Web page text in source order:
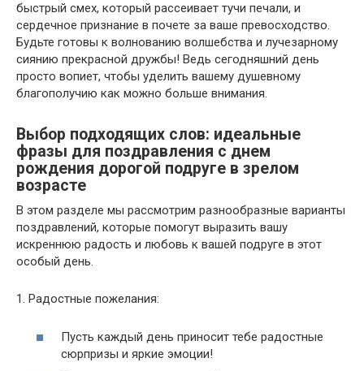
быстрый смех, который рассеивает тучи печали, и
сердечное признание в почете за ваше превосходство.
Будьте готовы к волнованию волшебства и лучезарному
сиянию прекрасной дружбы! Ведь сегодняшний день
просто вопиет, чтобы уделить вашему душевному
благополучию как можно больше внимания.
Выбор подходящих слов: идеальные
фразы для поздравления с днем
рождения дорогой подруге в зрелом
возрасте
В этом разделе мы рассмотрим разнообразные варианты
поздравлений, которые помогут выразить вашу
искреннюю радость и любовь к вашей подруге в этот
особый день.
1. Радостные пожелания:
Пусть каждый день приносит тебе радостные
сюрпризы и яркие эмоции!